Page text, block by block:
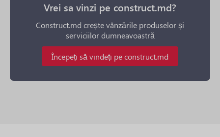
Vrei sa vinzi pe construct.md?
Construct.md crește vânzările produselor și
serviciilor dumneavoastră
Începeți să vindeți pe construct.md